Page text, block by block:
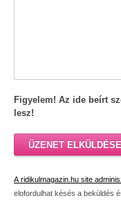
Figyelem! Az ide beírt
lesz!
ÜZENET ELKÜLDÉSE
A ridikulmagazin.hu site
elofordulhat késés a beküldés